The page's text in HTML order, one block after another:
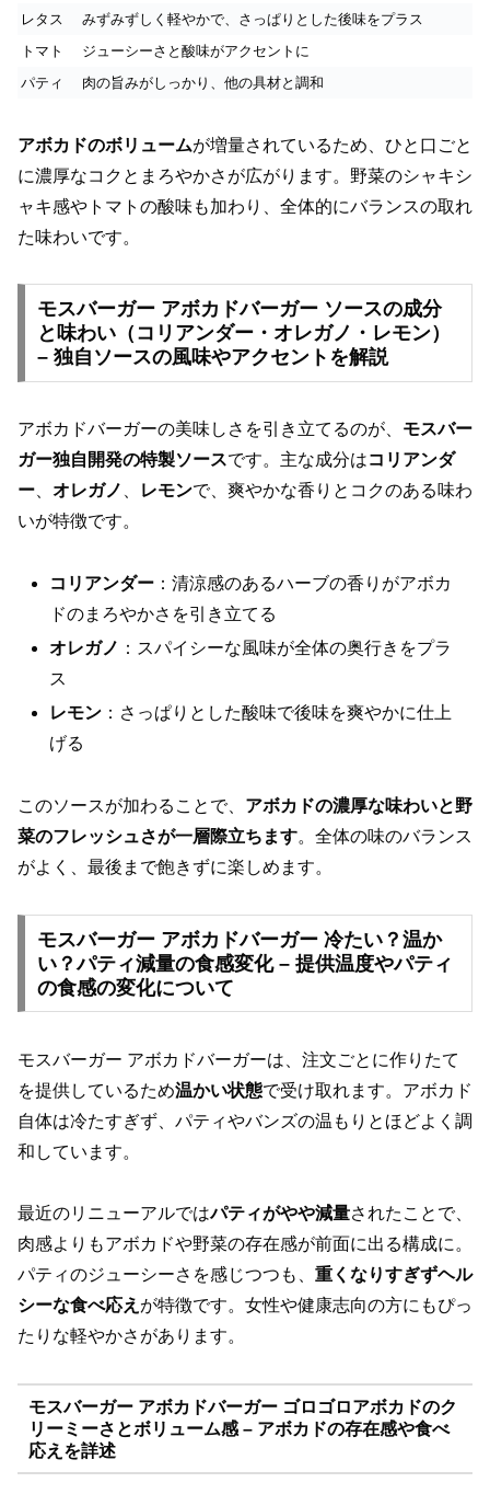
レタス
みずみずしく軽やかで、さっぱりとした後味をプラス
トマト
ジューシーさと酸味がアクセントに
パティ
肉の旨みがしっかり、他の具材と調和
アボカドのボリュームが増量されているため、ひと口ごと
に濃厚なコクとまろやかさが広がります。野菜のシャキシ
ャキ感やトマトの酸味も加わり、全体的にバランスの取れ
た味わいです。
モスバーガー アボカドバーガー ソースの成分
と味わい（コリアンダー・オレガノ・レモン）
– 独自ソースの風味やアクセントを解説
アボカドバーガーの美味しさを引き立てるのが、 モスバー
ガー独自開発の特製ソースです。主な成分はコリアンダ
ー
オレガノ レモンで、爽やかな香りとコクのある味わ
いが特徴です。
コリアンダー ：清涼感のあるハーブの香りがアボカ
ドのまろやかさを引き立てる
オレガノ ：スパイシーな風味が全体の奥行きをプラ
ス
レモン ：さっぱりとした酸味で後味を爽やかに仕上
げる
このソースが加わることで、 アボカドの濃厚な味わいと野
菜のフレッシュさが一層際立ちます。全体の味のバランス
がよく、最後まで飽きずに楽しめます。
モスバーガー アボカドバーガー 冷たい？温か
い？パティ減量の食感変化 – 提供温度やパティ
の食感の変化について
モスバーガー アボカドバーガーは、注文ごとに作りたて
を提供しているため温かい状態で受け取れます。アボカド
自体は冷たすぎず、パティやバンズの温もりとほどよく調
和しています。
最近のリニューアルではパティがやや減量されたことで、
肉感よりもアボカドや野菜の存在感が前面に出る構成に。
パティのジューシーさを感じつつも、 重くなりすぎずヘル
シーな食べ応え が特徴です。女性や健康志向の方にもぴっ
たりな軽やかさがあります。
モスバーガー アボカドバーガー ゴロゴロアボカドのク
リーミーさとボリューム感 – アボカドの存在感や食べ
応えを詳述